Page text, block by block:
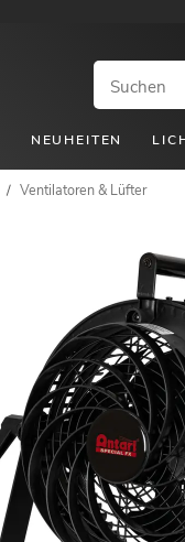
NEUHEITEN
/ Ventilatoren & Lüfter